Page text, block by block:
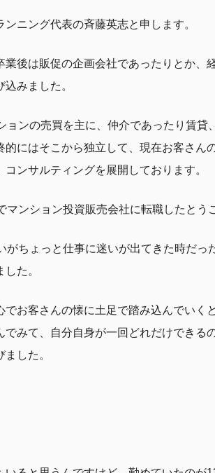
ニング代表の斉藤英志と申します。
後は販促の企画会社であったりとか
みました。
ョンの売買を主に、仲介であったり賃
にはそこから独立して、現在お客さん
ンサルティングを展開しております。
ンション投資販売会社に転職したとう
がちょっと仕事に迷いが出てきた時だ
た。
お客さんの懐に土足で踏み込んでいく
みて、自分自身が一回どれだけでき
した。